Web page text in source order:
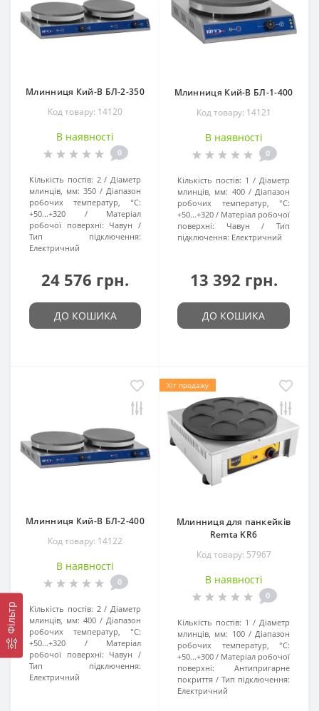
Фільтр
Млинниця Кий-В БЛ-2-350
Код товару: 14120
В наявності
0
Кількість постів: 2
Діаметр
млинців, мм: 350
Діапазон
робочих температур, °C:
+50...+320
Матеріал
робочої поверхні: Чавун
Тип підключення:
Електричний
24 576 грн.
ДО КОШИКА
Млинниця Кий-В БЛ-1-400
Код товару: 14121
В наявності
0
Кількість постів: 1
Діаметр
млинців, мм: 400
Діапазон
робочих температур, °C:
+50...+320
Матеріал робочої
поверхні:
Чавун
Тип
підключення: Електричний
13 392 грн.
ДО КОШИКА
Млинниця Кий-В БЛ-2-400
Код товару: 14122
В наявності
0
Кількість постів: 2
Діаметр
млинців, мм: 400
Діапазон
робочих температур, °C:
+50...+320
Матеріал
робочої поверхні: Чавун
Тип підключення:
Електричний
Хіт продажу
Млинниця для панкейків
Remta KR6
Код товару: 57967
В наявності
0
Кількість постів: 1
Діаметр
млинців, мм: 100
Діапазон
робочих температур, °C:
+50...+300
Матеріал робочої
поверхні:
Антипригарне
покриття
Тип підключення:
Електричний